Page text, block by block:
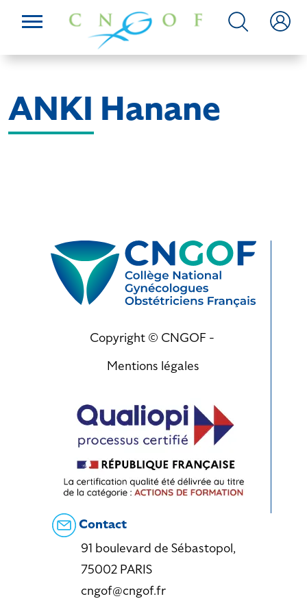
ANKI Hanane
Copyright © CNGOF -
Mentions légales
Contact
91 boulevard de Sébastopol,
75002 PARIS
cngof@cngof.fr